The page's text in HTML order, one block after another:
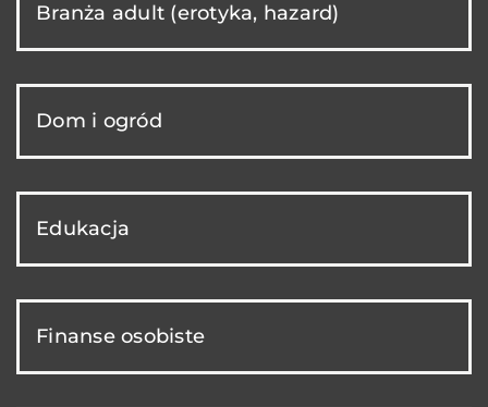
Branża adult (erotyka, hazard)
Dom i ogród
Edukacja
Finanse osobiste